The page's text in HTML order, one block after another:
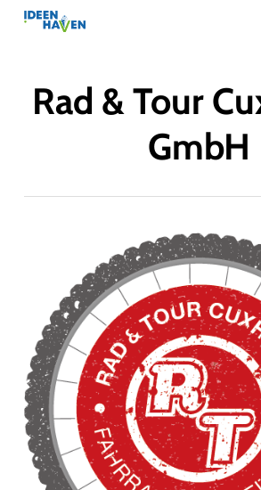
Skip
contentRad & Tour
GmbH